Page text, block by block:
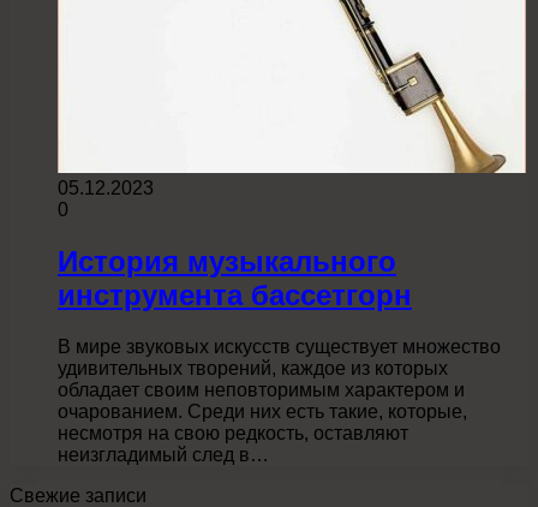
05.12.2023
0
История музыкального
инструмента бассетгорн
В мире звуковых искусств существует множество
удивительных творений, каждое из которых
обладает своим неповторимым характером и
очарованием. Среди них есть такие, которые,
несмотря на свою редкость, оставляют
неизгладимый след в…
Свежие записи